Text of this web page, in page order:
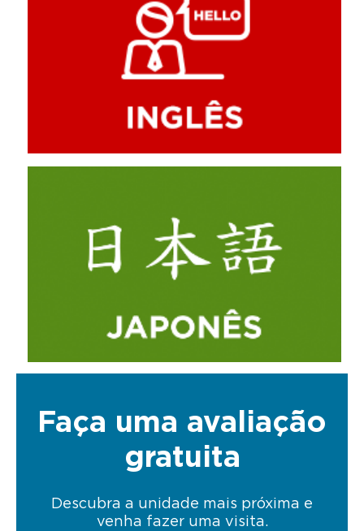
Faça uma avaliação
gratuita
Descubra a unidade mais próxima e
venha fazer uma visita.